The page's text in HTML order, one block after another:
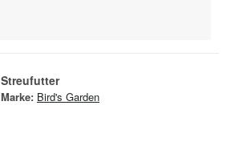
Streufutter
Marke: Bird's Garden